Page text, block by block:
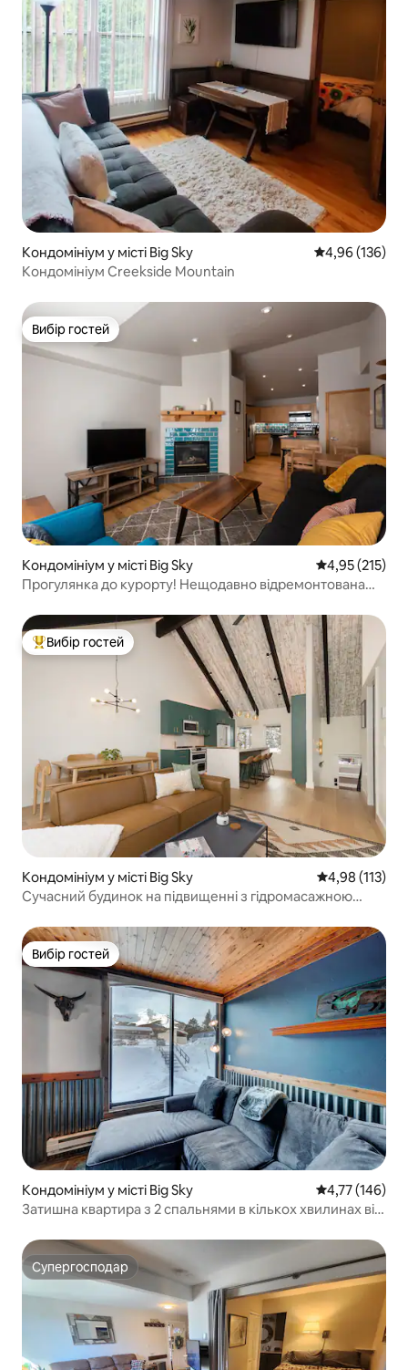
Кондомініум у місті Big Sky Середня
4,96 (136)
Кондомініум Creekside Mountain
Вибір гостей
Вибір гостей
Кондомініум у місті Big Sky Середня
4,95 (215)
Прогулянка до курорту! Нещодавно відремонтована
Топ вибір гостей
Вибір гостей
Кондомініум у місті Big Sky Середня
4,98 (113)
Сучасний будинок на підвищенні з гідромасажною
Вибір гостей
Вибір гостей
Кондомініум у місті Big Sky Середня
4,77 (146)
Затишна квартира з 2 спальнями в кількох хвилинах від
Супергосподар
Супергосподар